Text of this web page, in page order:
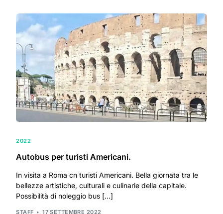
2022
Autobus per turisti Americani.
In visita a Roma cn turisti Americani. Bella giornata tra le
bellezze artistiche, culturali e culinarie della capitale.
Possibilità di noleggio bus […]
STAFF 17 SETTEMBRE 2022